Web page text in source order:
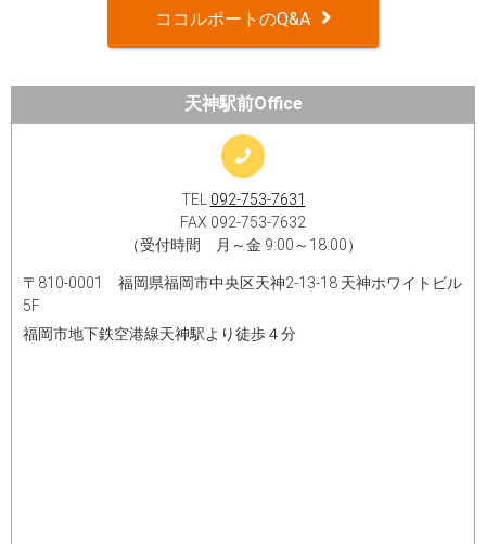
ココルポートのQ&A
天神駅前Office
TEL 092-753-7631
FAX 092-753-7632
（受付時間 月～金 9:00～18:00）
〒810-0001 福岡県福岡市中央区天神2-13-18 天神ホワイトビル
5F
福岡市地下鉄空港線天神駅より徒歩４分